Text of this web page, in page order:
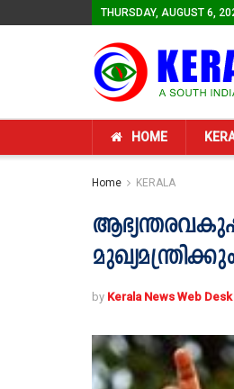
THURSDAY, AUGUST 6,
HOME
Home KERALA
ആഭ്യന്തരവകുപ്പ്
by Kerala News Web Desk